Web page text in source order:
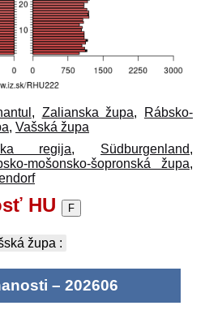
, Zalianska župa,
Rábsko-
, Vašská župa
regija, Südburgenland,
mošonsko-šopronská župa,
HU F
župa :
– 202606